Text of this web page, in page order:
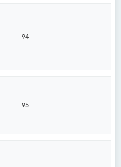
94
95